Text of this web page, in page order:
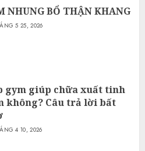
NHUNG BỔ THẬN KHANG
5 25, 2026
gym giúp chữa xuất tinh
không? Câu trả lời bất
4 10, 2026